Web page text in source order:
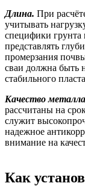
Длина. При
учитывать
специфики грунта
представлять
промерзания
сваи должна быть
стабильного
Качество
рассчитаны на
служит
надежное
внимание на
Как